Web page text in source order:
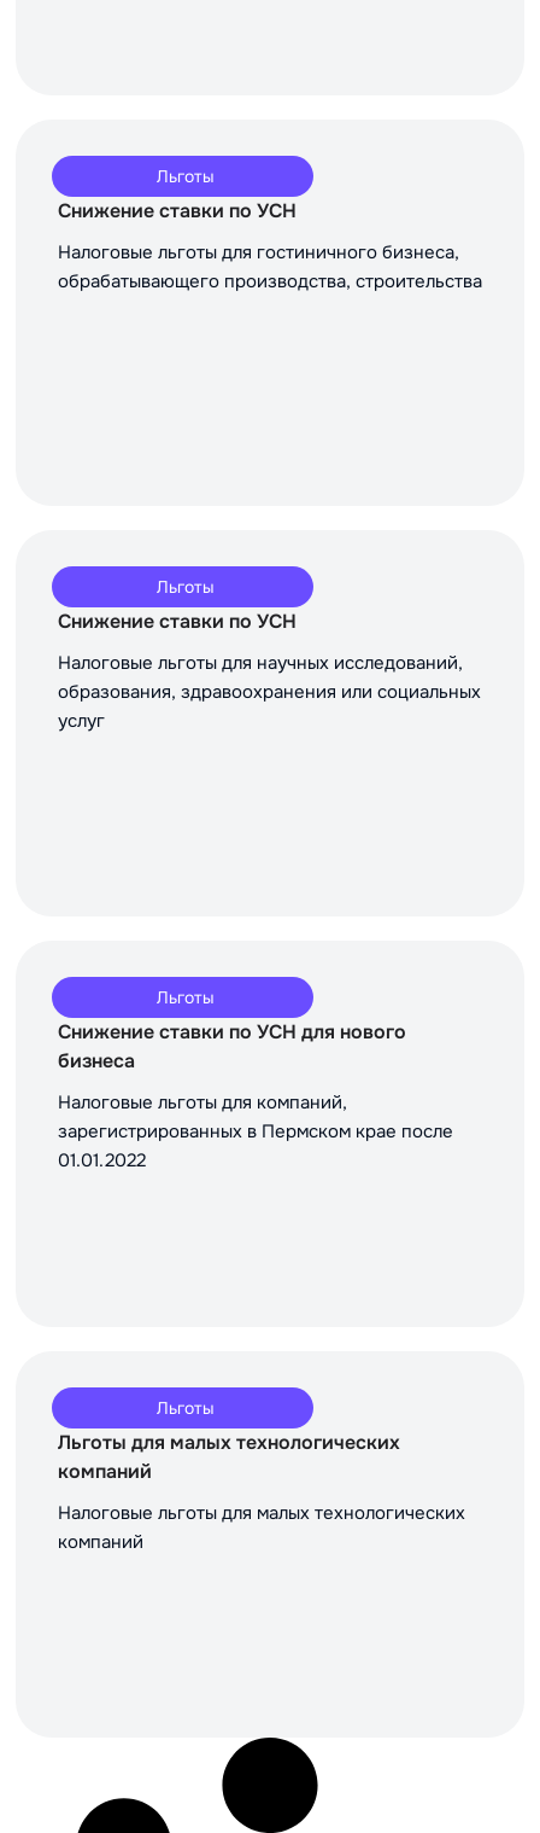
Льготы
Снижение ставки по УСН
Налоговые льготы для гостиничного бизнеса,
обрабатывающего производства, строительства
Льготы
Снижение ставки по УСН
Налоговые льготы для научных исследований,
образования, здравоохранения или социальных
услуг
Льготы
Снижение ставки по УСН для нового
бизнеса
Налоговые льготы для компаний,
зарегистрированных в Пермском крае после
01.01.2022
Льготы
Льготы для малых технологических
компаний
Налоговые льготы для малых технологических
компаний